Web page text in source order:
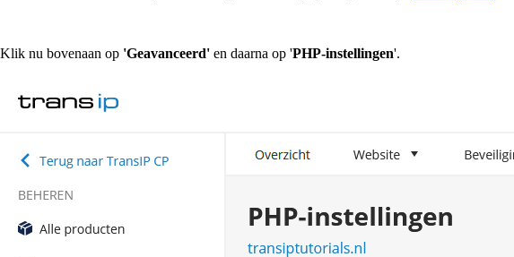
Klik nu bovenaan op 'Geavanceerd' en daarna op 'PHP-instellingen'.